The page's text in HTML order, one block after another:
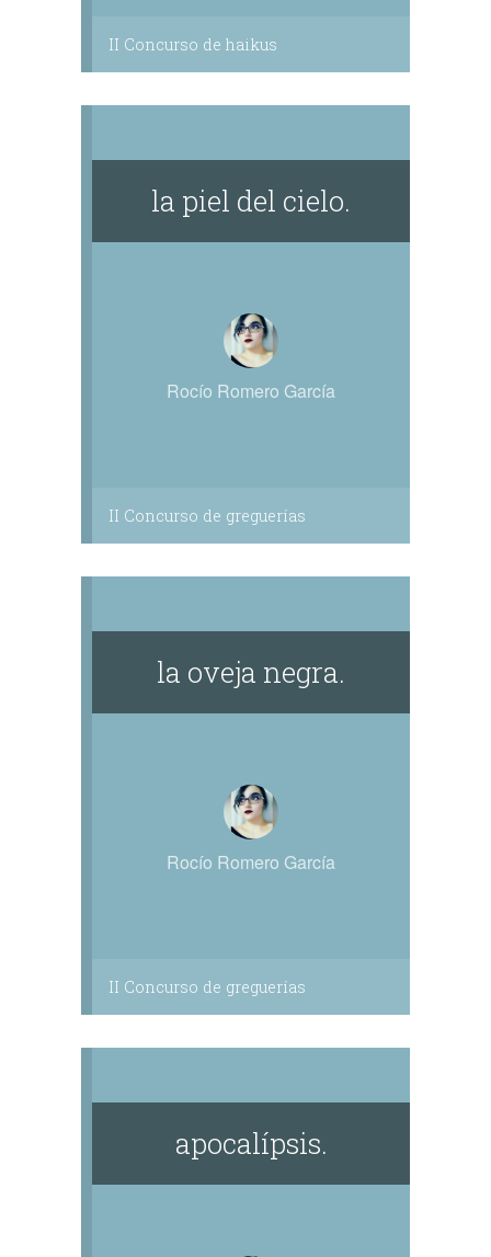
II Concurso de haikus
la piel del cielo.
Rocío Romero García
II Concurso de greguerías
la oveja negra.
Rocío Romero García
II Concurso de greguerías
apocalípsis.